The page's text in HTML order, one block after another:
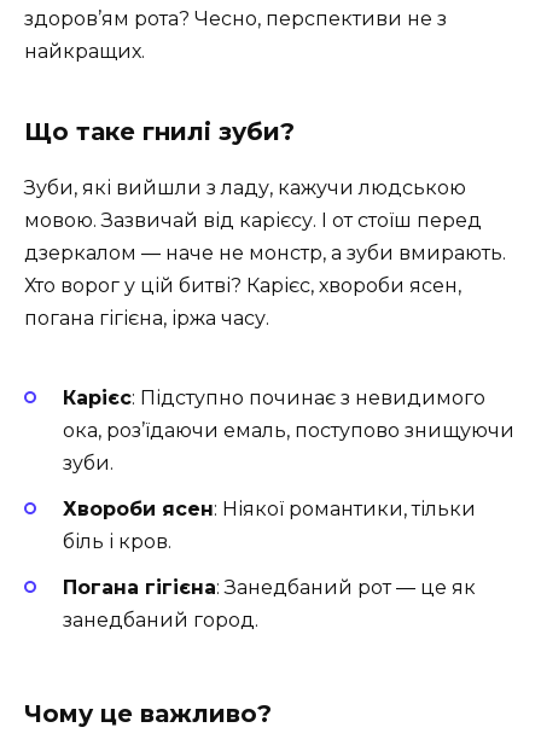
здоров’ям рота? Чесно, перспективи не з
найкращих.
Що таке гнилі зуби?
Зуби, які вийшли з ладу, кажучи людською
мовою. Зазвичай від карієсу. І от стоїш перед
дзеркалом ― наче не монстр, а зуби вмирають.
Хто ворог у цій битві? Карієс, хвороби ясен,
погана гігієна, іржа часу.
Карієс: Підступно починає з невидимого
ока, роз’їдаючи емаль, поступово знищуючи
зуби.
Хвороби ясен: Ніякої романтики, тільки
біль і кров.
Погана гігієна: Занедбаний рот ― це як
занедбаний город.
Чому це важливо?